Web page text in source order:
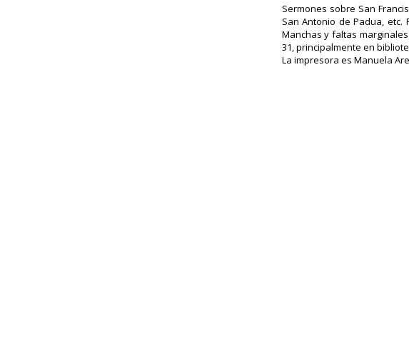
Sermones sobre San
San Antonio de Padua,
Manchas y faltas
31, principalmente en
La impresora es Manuela